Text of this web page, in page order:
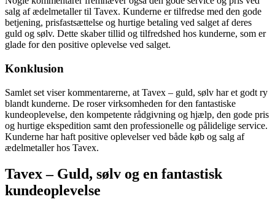
salg af ædelmetaller til Tavex. Kunderne er tilfredse med den gode
betjening, prisfastsættelse og hurtige betaling ved salget af deres
guld og sølv. Dette skaber tillid og tilfredshed hos kunderne, som er
glade for den positive oplevelse ved salget.
Konklusion
Samlet set viser kommentarerne, at Tavex – guld, sølv har et godt ry
blandt kunderne. De roser virksomheden for den fantastiske
kundeoplevelse, den kompetente rådgivning og hjælp, den gode pris
og hurtige ekspedition samt den professionelle og pålidelige service.
Kunderne har haft positive oplevelser ved både køb og salg af
ædelmetaller hos Tavex.
Tavex – Guld, sølv og en fantastisk
kundeoplevelse